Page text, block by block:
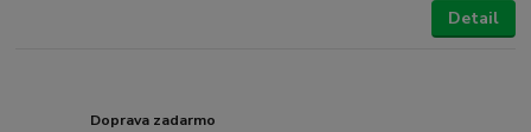
Detail
Doprava zadarmo